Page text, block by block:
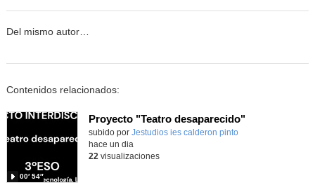
Del mismo autor…
Contenidos relacionados:
Proyecto "Teatro desaparecido"
Contenido educativo.
subido por Jestudios ies calderon pinto
00′ 54″
-
hace un dia
22 visualizaciones